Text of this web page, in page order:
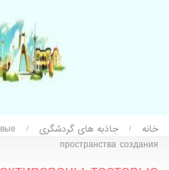
خانه / جاذبه های گردشگری /
пространства создания